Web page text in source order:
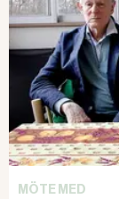
MÖTE MED